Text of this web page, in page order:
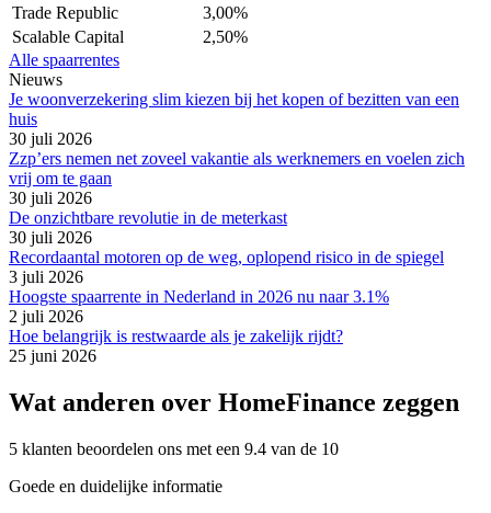
Trade Republic
3,00%
Scalable Capital
2,50%
Alle spaarrentes
Nieuws
Je woonverzekering slim kiezen bij het kopen of bezitten van een
huis
30 juli 2026
Zzp’ers nemen net zoveel vakantie als werknemers en voelen zich
vrij om te gaan
30 juli 2026
De onzichtbare revolutie in de meterkast
30 juli 2026
Recordaantal motoren op de weg, oplopend risico in de spiegel
3 juli 2026
Hoogste spaarrente in Nederland in 2026 nu naar 3.1%
2 juli 2026
Hoe belangrijk is restwaarde als je zakelijk rijdt?
25 juni 2026
Wat anderen over HomeFinance zeggen
5 klanten beoordelen ons met een 9.4 van de 10
Goede en duidelijke informatie